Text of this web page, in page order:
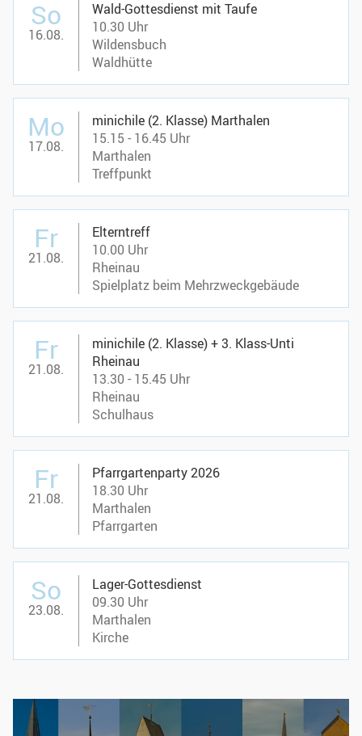
So
16.08.
Wald-Gottesdienst mit Taufe
10.30 Uhr
Wildensbuch
Waldhütte
Mo
17.08.
minichile (2. Klasse) Marthalen
15.15 - 16.45 Uhr
Marthalen
Treffpunkt
Fr
21.08.
Elterntreff
10.00 Uhr
Rheinau
Spielplatz beim Mehrzweckgebäude
Fr
21.08.
minichile (2. Klasse) + 3. Klass-Unti
Rheinau
13.30 - 15.45 Uhr
Rheinau
Schulhaus
Fr
21.08.
Pfarrgartenparty 2026
18.30 Uhr
Marthalen
Pfarrgarten
So
23.08.
Lager-Gottesdienst
09.30 Uhr
Marthalen
Kirche